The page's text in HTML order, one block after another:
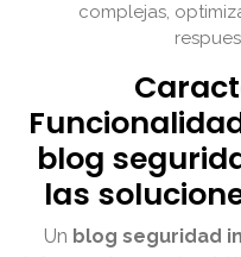
complejas,
blog
las
Un blog seguridad